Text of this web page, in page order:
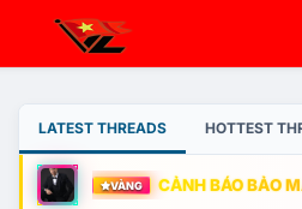
LATEST THREADS HOTTEST
VÀNG CẢNH BÁO BẢO